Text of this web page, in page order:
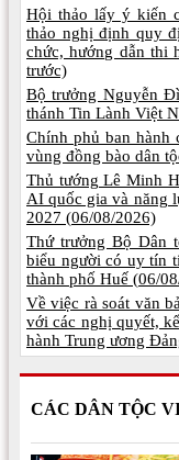
Hội thảo lấy ý kiến
thảo nghị định quy
chức, hướng dẫn thi
trước)
Bộ trưởng Nguyễn
thánh Tin Lành Việt
Chính phủ ban
vùng đồng bào dân
Thủ tướng Lê Minh
AI quốc gia và năng
2027 (06/08/2026)
Thứ trưởng Bộ Dân
biểu người có uy tín
thành phố Huế (06/
Về việc rà soát văn
với các nghị quyết,
hành Trung ương
CÁC DÂN TỘC